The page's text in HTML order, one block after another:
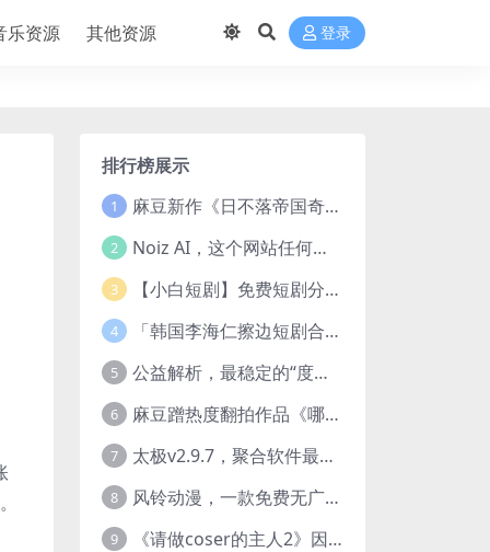
乐资源 其他资源 登录
排行榜展示
1 麻豆新作《日不落帝国奇欲记》流出，已解除登录验证！
2 Noiz AI，这个网站任何声音都能克隆，完全免费
3 【小白短剧】免费短剧分享2025年1月3日
4 「韩国李海仁擦边短剧合集【15部中字54部原版】
5 公益解析，最稳定的“度盘”直链解析站，突破速度限制
6 麻豆蹭热度翻拍作品《哪吒之淫邪三龙女大战真阳魔童》 已上线
7 太极v2.9.7，聚合软件最新版，25+源也非常猛了！
8 风铃动漫，一款免费无广告的电脑端追番神器！
9 《请做coser的主人2》因“C度大”被Steam下架的真人美女互动游戏！